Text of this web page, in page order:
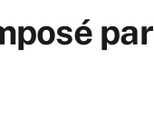
par